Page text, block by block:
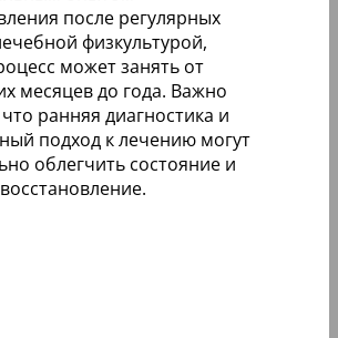
после регулярных
физкультурой,
может занять от
месяцев до года. Важно
ранняя диагностика и
подход к лечению могут
облегчить состояние и